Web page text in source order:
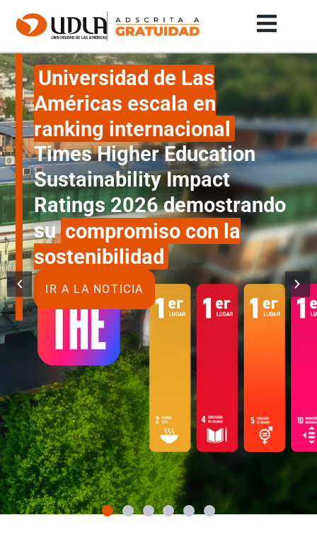
Universidad
de
Las
Américas
(UDLA)
|
Carreras
presenciales
y
online,
campus
en
Santiago,
Viña
del
Mar
y
Concepción.
Universidad de Las
Américas escala en
ranking internacional
Times Higher Education
Sustainability Impact
Ratings 2026 demostrando
su compromiso con la
sostenibilidad
IR A LA NOTICIA